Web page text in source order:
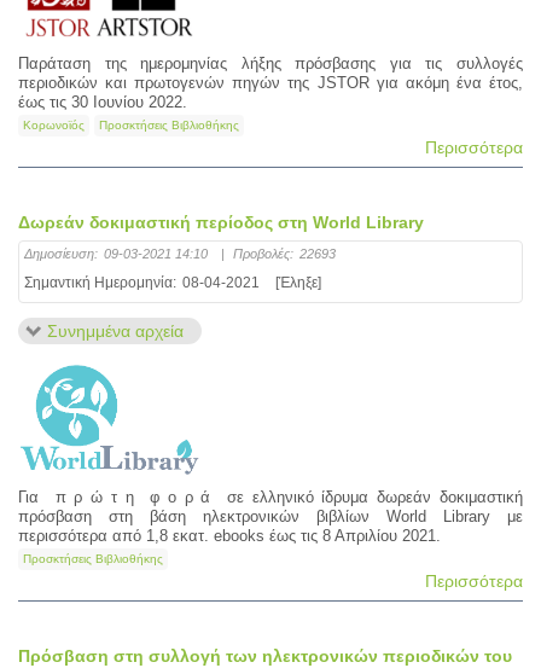
Παράταση της ημερομηνίας λήξης πρόσβασης για τις συλλογές
περιοδικών και πρωτογενών πηγών της JSTOR για ακόμη ένα έτος,
έως τις 30 Ιουνίου 2022.
Κορωνοϊός Προσκτήσεις Βιβλιοθήκης
Περισσότερα
Δωρεάν δοκιμαστική περίοδος στη World Library
Δημοσίευση: 09-03-2021 14:10 | Προβολές: 22693
Σημαντική Ημερομηνία: 08-04-2021 [Έληξε]
Συνημμένα αρχεία
Για π ρ ώ τ η φ ο ρ ά σε ελληνικό ίδρυμα δωρεάν δοκιμαστική
πρόσβαση στη βάση ηλεκτρονικών βιβλίων World Library με
περισσότερα από 1,8 εκατ. ebooks έως τις 8 Απριλίου 2021.
Προσκτήσεις Βιβλιοθήκης
Περισσότερα
Πρόσβαση στη συλλογή των ηλεκτρονικών περιοδικών του